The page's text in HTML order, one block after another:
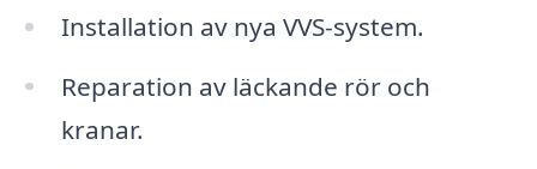
Installation av nya VVS-system.
Reparation av läckande rör och
kranar.